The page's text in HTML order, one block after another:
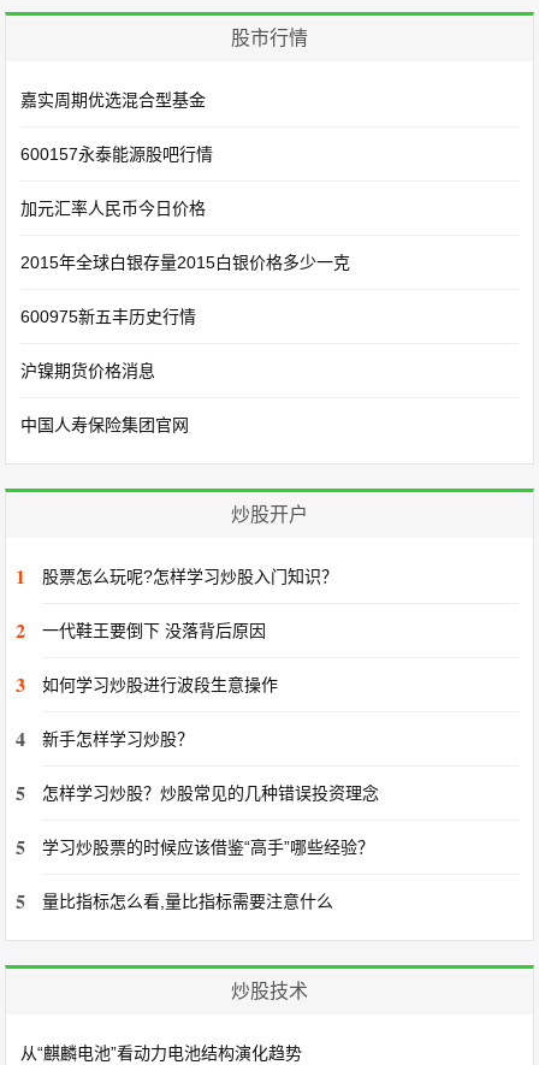
股市行情
嘉实周期优选混合型基金
600157永泰能源股吧行情
加元汇率人民币今日价格
2015年全球白银存量2015白银价格多少一克
600975新五丰历史行情
沪镍期货价格消息
中国人寿保险集团官网
炒股开户
1 股票怎么玩呢?怎样学习炒股入门知识？
2 一代鞋王要倒下 没落背后原因
3 如何学习炒股进行波段生意操作
4 新手怎样学习炒股？
5 怎样学习炒股？炒股常见的几种错误投资理念
5 学习炒股票的时候应该借鉴“高手”哪些经验？
5 量比指标怎么看,量比指标需要注意什么
炒股技术
从“麒麟电池”看动力电池结构演化趋势